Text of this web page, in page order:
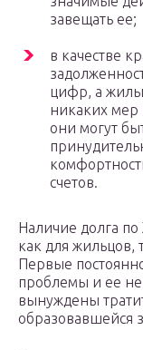
завещать ее;
в качестве
цифр, а
никаких
они могут
счетов.
Наличие долга
как для жильцов,
Первые
проблемы и ее
вынуждены
образовавшейся